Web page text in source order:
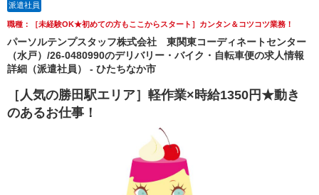
派遣社員
職種：［未経験OK★初めての方もここからスタート］カンタン＆コツコツ業務！
パーソルテンプスタッフ株式会社 東関東コーディネートセンター
（水戸）/26-0480990のデリバリー・バイク・自転車便の求人情報
詳細（派遣社員） - ひたちなか市
［人気の勝田駅エリア］軽作業×時給1350円★動き
のあるお仕事！